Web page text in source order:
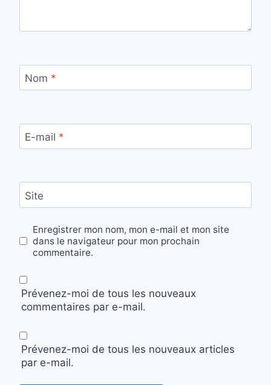
Nom *
E-mail *
Site
Enregistrer mon nom, mon e-mail et mon site
dans le navigateur pour mon prochain
commentaire.
Prévenez-moi de tous les nouveaux
commentaires par e-mail.
Prévenez-moi de tous les nouveaux articles
par e-mail.